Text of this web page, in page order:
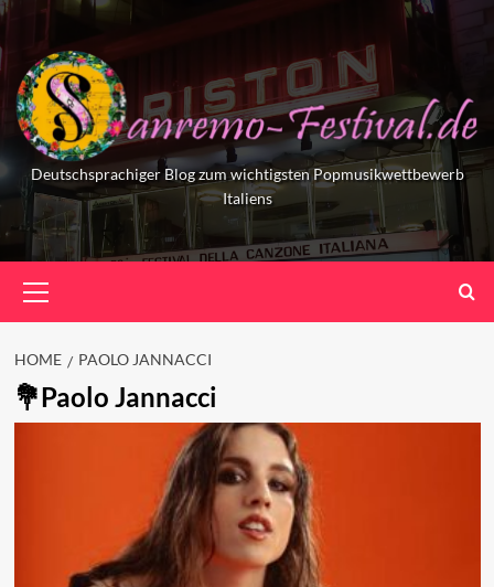
Skip
to
content
Deutschsprachiger Blog zum wichtigsten Popmusikwettbewerb
Italiens
Menu
HOME PAOLO JANNACCI
Paolo Jannacci